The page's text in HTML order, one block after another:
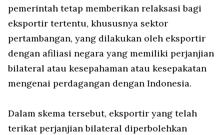
pemerintah tetap memberikan relaksasi bagi
eksportir tertentu, khususnya sektor
pertambangan, yang dilakukan oleh eksportir
dengan afiliasi negara yang memiliki perjanjian
bilateral atau kesepahaman atau kesepakatan
mengenai perdagangan dengan Indonesia.
Dalam skema tersebut, eksportir yang telah
terikat perjanjian bilateral diperbolehkan